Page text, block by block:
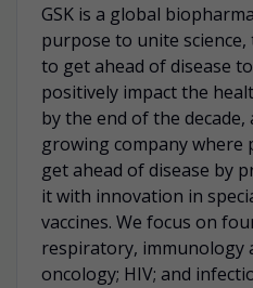
GSK is a global
purpose to unite
to get ahead of disease
positively impact the
by the end of the decade,
growing company where
get ahead of disease by
it with innovation in
vaccines. We focus on
respiratory, immunology
oncology; HIV; and